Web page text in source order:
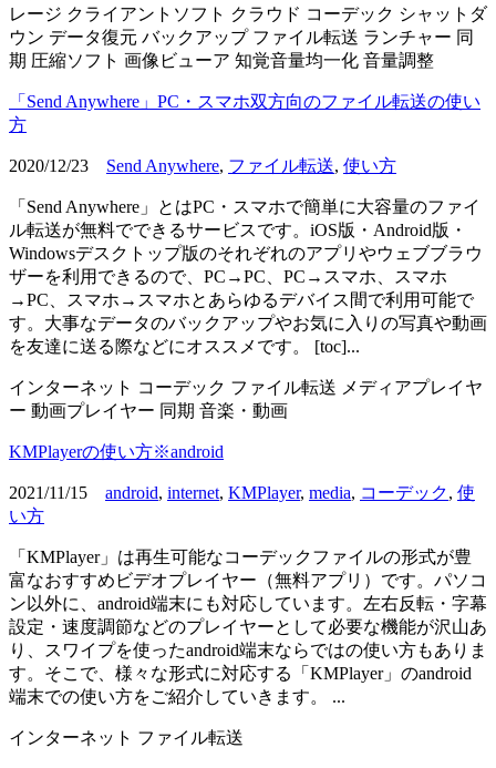
レージ クライアントソフト クラウド コーデック シャットダ
ウン データ復元 バックアップ ファイル転送 ランチャー 同
期 圧縮ソフト 画像ビューア 知覚音量均一化 音量調整
「Send Anywhere」PC・スマホ双方向のファイル転送の使い
方
2020/12/23 Send Anywhere, ファイル転送, 使い方
「Send Anywhere」とはPC・スマホで簡単に大容量のファイ
ル転送が無料でできるサービスです。iOS版・Android版・
Windowsデスクトップ版のそれぞれのアプリやウェブブラウ
ザーを利用できるので、PC→PC、PC→スマホ、スマホ
→PC、スマホ→スマホとあらゆるデバイス間で利用可能で
す。大事なデータのバックアップやお気に入りの写真や動画
を友達に送る際などにオススメです。 [toc]...
インターネット コーデック ファイル転送 メディアプレイヤ
ー 動画プレイヤー 同期 音楽・動画
KMPlayerの使い方※android
2021/11/15 android, internet, KMPlayer, media, コーデック, 使
い方
「KMPlayer」は再生可能なコーデックファイルの形式が豊
富なおすすめビデオプレイヤー（無料アプリ）です。パソコ
ン以外に、android端末にも対応しています。左右反転・字幕
設定・速度調節などのプレイヤーとして必要な機能が沢山あ
り、スワイプを使ったandroid端末ならではの使い方もありま
す。そこで、様々な形式に対応する「KMPlayer」のandroid
端末での使い方をご紹介していきます。 ...
インターネット ファイル転送